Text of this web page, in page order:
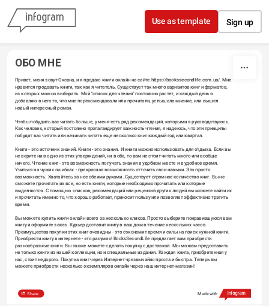
Skip to content
Use as template Sign up
ОБО МНЕ
Привет, меня зовут Оксана, и я продаю книги онлайн на сайте https://bookssecondlife.com.ua/. Мне
нравится продавать книги, так как я читатель. Существует так много вариантов книг и форматов,
из которых можно выбирать. Мой "список для чтения" постоянно растет, и каждый день я
добавляю в него то, что мне порекомендовали или прочитали, услышала мнение, или вышел
новый интересный роман.
Чтобы побудить вас читать больше, у меня есть ряд рекомендаций, которыми я руководствуюсь.
Как человек, который постоянно пропагандирует важность чтения, я надеюсь, что эти принципы
побудят вас читать или начинать читать еще несколько книг каждый год или квартал.
Книги - это источник знаний. Книги - это знания. И книги можно использовать для отдыха. Если вы
не верите ни в одно из этих утверждений, ни в оба, то вам не стоит читать много или вообще
ничего. Чтение книг - это возможность получать знания в удобном месте и в удобное время.
Учиться на чужих ошибках - прекрасная возможность отточить свои навыки. Это просто
возможность. Хватайтесь за нее обеими руками. Существует огромное количество книг. Вы не
сможете прочитать их все, но есть книги, которые необходимо прочитать или которые
выделяются. С помощью списков, рекомендаций или рецензий других людей вы можете найти их
и прочитать именно то, что хорошо работает, приносит пользу или позволяет эффективно тратить
время.
Вы можете купить книги онлайн всего за несколько кликов. Просто выберите понравившуюся вам
книгу и оформите заказ. Курьер доставит книгу в ваш дом в течение нескольких часов.
Преимущества покупки этих книг очевидны - это сэкономит время и силы на поиск нужной книги.
Приобрести книгу в интернете - это разумно! BooksSecondLife предлагает вам приобрести
разнообразные книги. Вы также можете сделать покупку с доставкой. Мы можем предоставить
не только книги из нашей коллекции, но и специальные издания. Каждая книга, приобретенная у
нас, стоит недорого. Покупка книг через Интернет чрезвычайно проста и быстра. Теперь вы
можете приобрести несколько экземпляров онлайн через наш интернет-магазин!
Share Made with